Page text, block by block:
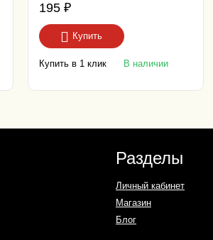
195 ₽
Купить
Купить в 1 клик В наличии
Разделы
Личный кабинет
Магазин
Блог